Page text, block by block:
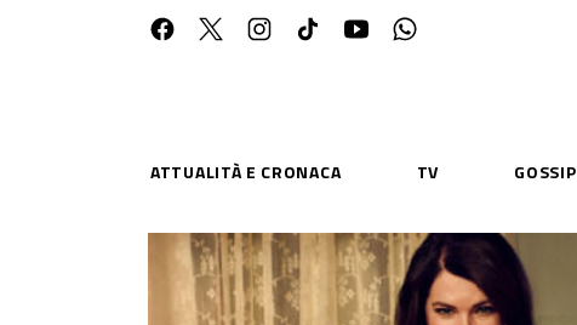
ATTUALITÀ E CRONACA TV GOSSIP